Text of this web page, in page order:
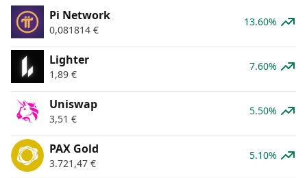
Pi Network
0,081814 €
13.60%
Lighter
1,89 €
7.60%
Uniswap
3,51 €
5.50%
PAX Gold
3.721,47 €
5.10%